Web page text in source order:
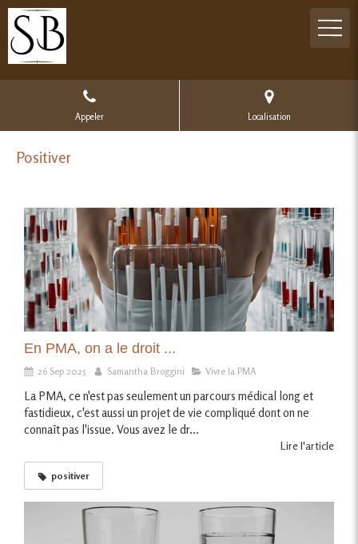
Appeler Localisation
Positiver
En PMA, on a le droit ...
26 Sep 2025 Samantha Broggini Vivre la PMA
La PMA, ce n'est pas seulement un parcours médical long et
fastidieux, c'est aussi un projet de vie compliqué dont on ne
connaît pas l'issue. Vous avez le dr...
Lire l'article
positiver